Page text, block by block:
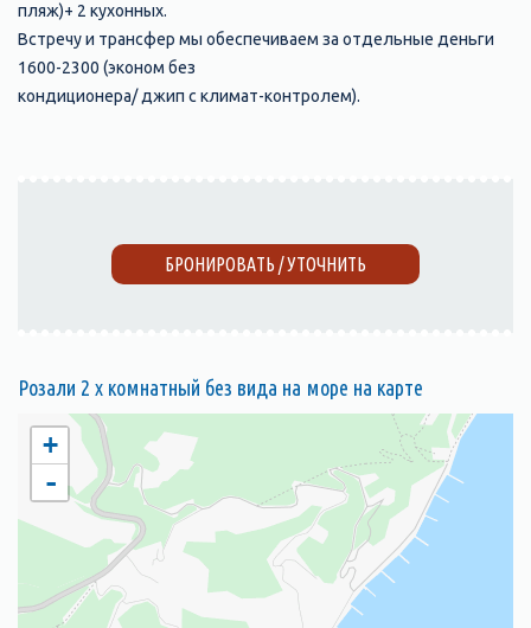
пляж)+ 2 кухонных.
Встречу и трансфер мы обеспечиваем за отдельные деньги
1600-2300 (эконом без
кондиционера/ джип с климат-контролем).
БРОНИРОВАТЬ / УТОЧНИТЬ
Розали 2 х комнатный без вида на море на карте
+
-